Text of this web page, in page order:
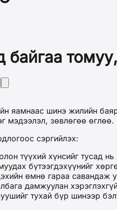
байгаа
яамнаас шинэ жилийн
мэдээлэл, зөвлөгөө өглөө.
сэргийлэх:
түүхий хүнсийг тусад нь
бүтээгдэхүүнийг
өмнө гараа савандаж
дамжуулан
тухай бүр шинээр